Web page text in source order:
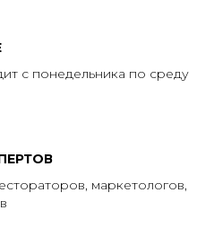
с понедельника по среду
маркетологов,